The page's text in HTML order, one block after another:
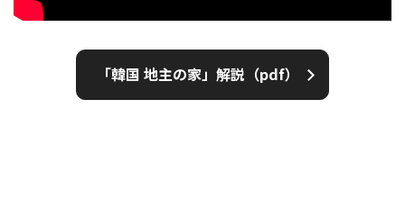
「韓国 地主の家」解説（pdf）